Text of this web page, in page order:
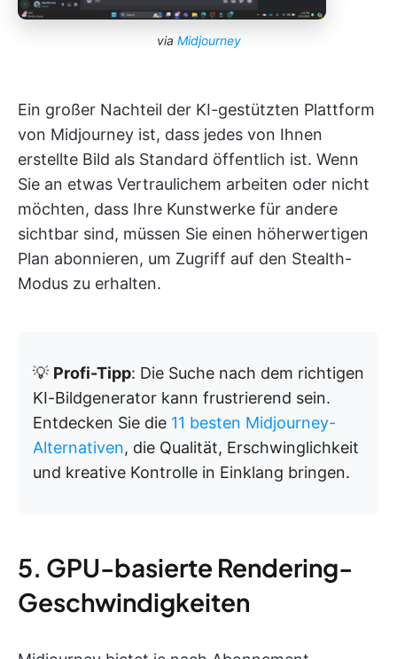
via Midjourney
Ein großer Nachteil der KI-gestützten Plattform
von Midjourney ist, dass jedes von Ihnen
erstellte Bild als Standard öffentlich ist. Wenn
Sie an etwas Vertraulichem arbeiten oder nicht
möchten, dass Ihre Kunstwerke für andere
sichtbar sind, müssen Sie einen höherwertigen
Plan abonnieren, um Zugriff auf den Stealth-
Modus zu erhalten.
💡 Profi-Tipp: Die Suche nach dem richtigen
KI-Bildgenerator kann frustrierend sein.
Entdecken Sie die 11 besten Midjourney-
Alternativen, die Qualität, Erschwinglichkeit
und kreative Kontrolle in Einklang bringen.
5. GPU-basierte Rendering-
Geschwindigkeiten